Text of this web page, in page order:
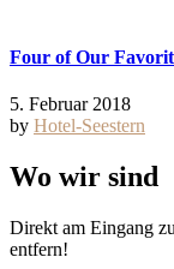
Four of Our
5. Februar 2018
by Hotel-Seestern
Wo wir sind
Direkt am Eingang
entfern!